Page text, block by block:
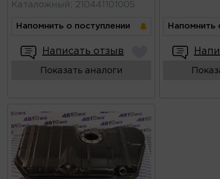
Каталожный : 210441101005
Напомнить о поступлении
Написать отзыв
Показать аналоги
Напомнить